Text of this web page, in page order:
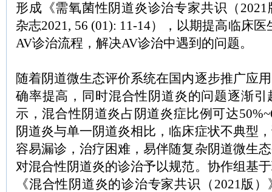
形成《需氧菌性阴道炎诊治专家共识（
杂志2021, 56 (01): 11-14），以期提高临床
AV诊治流程，解决AV诊治中遇到的问题。
随着阴道微生态评价系统在国内逐步推广应
确率提高，同时混合性阴道炎的问题逐渐
示，混合性阴道炎占阴道炎症比例可达
阴道炎与单一阴道炎相比，临床症状不典型
容易漏诊，治疗困难，易伴随复杂阴道微生
对混合性阴道炎的诊治予以规范。协作组基
《混合性阴道炎的诊治专家共识（2021版